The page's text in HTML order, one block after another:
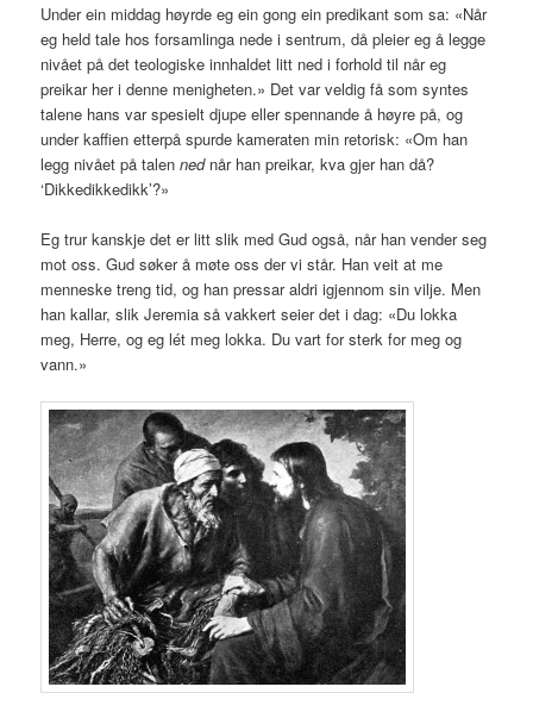
Under ein middag høyrde eg ein gong ein predikant som sa: «Når
eg held tale hos forsamlinga nede i sentrum, då pleier eg å legge
nivået på det teologiske innhaldet litt ned i forhold til når eg
preikar her i denne menigheten.» Det var veldig få som syntes
talene hans var spesielt djupe eller spennande å høyre på, og
under kaffien etterpå spurde kameraten min retorisk: «Om han
legg nivået på talennednår han preikar, kva gjer han då?
‘Dikkedikkedikk’?»
Eg trur kanskje det er litt slik med Gud også, når han vender seg
mot oss. Gud søker å møte oss der vi står. Han veit at me
menneske treng tid, og han pressar aldri igjennom sin vilje. Men
han kallar, slik Jeremia så vakkert seier det i dag: «Du lokka
meg, Herre, og eg lét meg lokka. Du vart for sterk for meg og
vann.»